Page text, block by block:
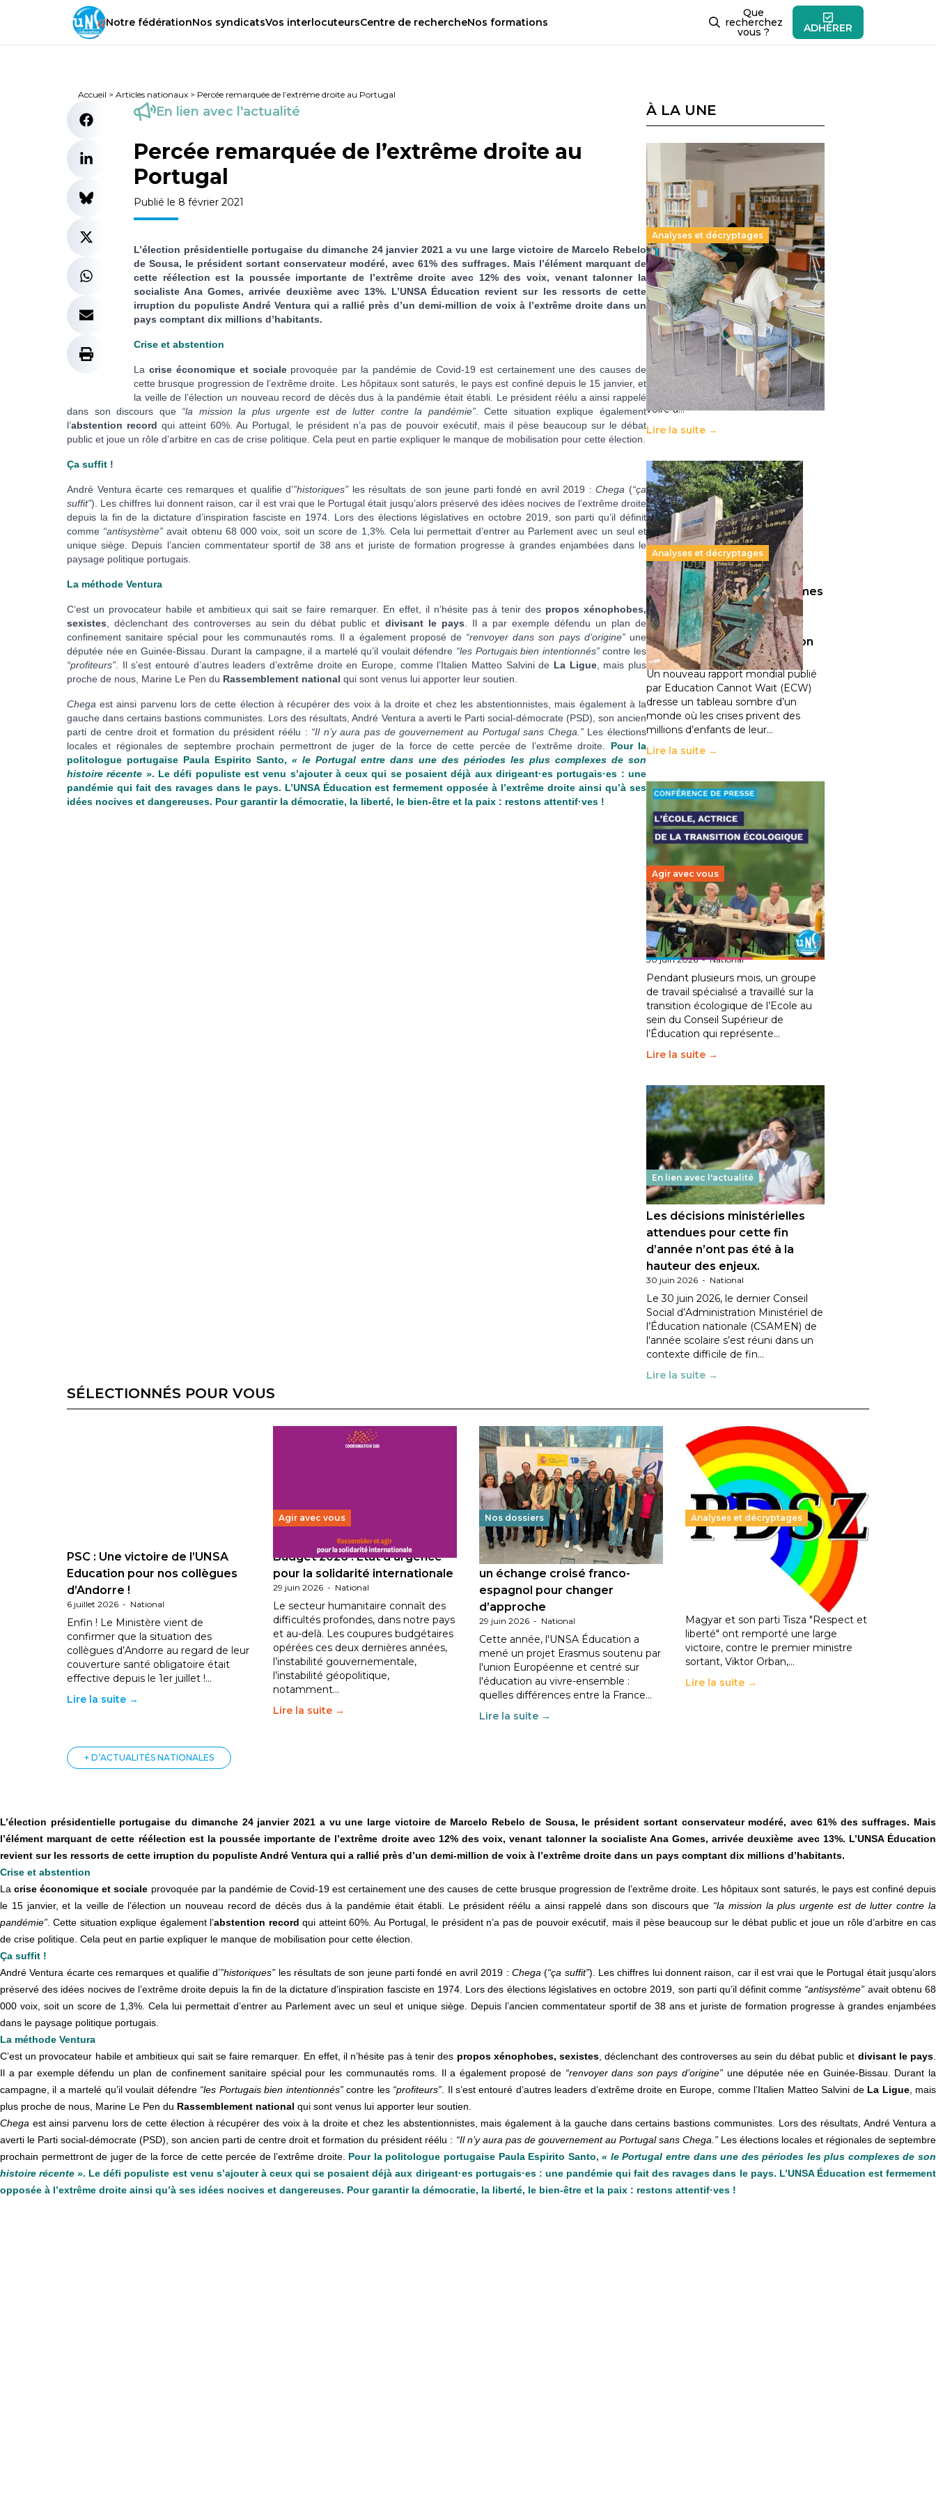
Notre fédérationNos syndicatsVos interlocuteursCentre de rechercheNos formations
Que
recherchez
vous ? ADHÉRER
Accueil > Articles nationaux > Percée remarquée de l’extrême droite au Portugal
En lien avec l'actualité
Percée remarquée de l’extrême droite au
Portugal
Publié le 8 février 2021
L’élection présidentielle portugaise du dimanche 24 janvier 2021 a vu une large victoire de Marcelo Rebelo
de Sousa, le président sortant conservateur modéré, avec 61% des suffrages. Mais l’élément marquant de
cette réélection est la poussée importante de l’extrême droite avec 12% des voix, venant talonner la
socialiste Ana Gomes, arrivée deuxième avec 13%. L’UNSA Éducation revient sur les ressorts de cette
irruption du populiste André Ventura qui a rallié près d’un demi-million de voix à l’extrême droite dans un
pays comptant dix millions d’habitants.
Crise et abstention
La crise économique et socialeprovoquée par la pandémie de Covid-19 est certainement une des causes de
cette brusque progression de l’extrême droite. Les hôpitaux sont saturés, le pays est confiné depuis le 15 janvier, et
la veille de l’élection un nouveau record de décès dus à la pandémie était établi. Le président réélu a ainsi rappelé
dans son discours que “la mission la plus urgente est de lutter contre la pandémie”. Cette situation explique également
l’abstention record qui atteint 60%. Au Portugal, le président n’a pas de pouvoir exécutif, mais il pèse beaucoup sur le débat
public et joue un rôle d’arbitre en cas de crise politique. Cela peut en partie expliquer le manque de mobilisation pour cette élection.
Ça suffit !
André Ventura écarte ces remarques et qualifie d’”historiques” les résultats de son jeune parti fondé en avril 2019 :Chega (“ça
suffit”). Les chiffres lui donnent raison, car il est vrai que le Portugal était jusqu’alors préservé des idées nocives de l’extrême droite
depuis la fin de la dictature d’inspiration fasciste en 1974. Lors des élections législatives en octobre 2019, son parti qu’il définit
comme “antisystème” avait obtenu 68 000 voix, soit un score de 1,3%. Cela lui permettait d’entrer au Parlement avec un seul et
unique siège. Depuis l’ancien commentateur sportif de 38 ans et juriste de formation progresse à grandes enjambées dans le
paysage politique portugais.
La méthode Ventura
C’est un provocateur habile et ambitieux qui sait se faire remarquer. En effet, il n’hésite pas à tenir des propos xénophobes,
sexistes , déclenchant des controverses au sein du débat public et divisant le pays . Il a par exemple défendu un plan de
confinement sanitaire spécial pour les communautés roms. Il a également proposé de “renvoyer dans son pays d’origine”une
députée née en Guinée-Bissau. Durant la campagne, il a martelé qu’il voulait défendre “les Portugais bien intentionnés”contre les
“profiteurs” . Il s’est entouré d’autres leaders d’extrême droite en Europe, comme l’Italien Matteo Salvini de La Ligue, mais plus
proche de nous, Marine Le Pen du Rassemblement national qui sont venus lui apporter leur soutien.
Chega est ainsi parvenu lors de cette élection à récupérer des voix à la droite et chez les abstentionnistes, mais également à la
gauche dans certains bastions communistes. Lors des résultats, André Ventura a averti le Parti social-démocrate (PSD), son ancien
parti de centre droit et formation du président réélu : “Il n’y aura pas de gouvernement au Portugal sans Chega.”Les élections
locales et régionales de septembre prochain permettront de juger de la force de cette percée de l’extrême droite.
Pour la
politologue portugaise Paula Espirito Santo, « le Portugal entre dans une des périodes les plus complexes de son
histoire récente ». Le défi populiste est venu s’ajouter à ceux qui se posaient déjà aux dirigeant·es portugais·es : une
pandémie qui fait des ravages dans le pays. L’UNSA Éducation est fermement opposée à l’extrême droite ainsi qu’à ses
idées nocives et dangereuses. Pour garantir la démocratie, la liberté, le bien-être et la paix : restons attentif·ves !
À LA UNE
Analyses et décryptages
Supérieur privé : une dérive
qui met à mal la promesse
républicaine
11 juillet 2026- National
Le projet de loi sur la régulation de
l’enseignement supérieur privé met
en lumière l’amplification d’un
système qui relègue l’acte
pédagogique au superfétatoire,
voire à…
Lire la suite →
Analyses et décryptages
258 millions d’enfants victimes
de la guerre, des chocs
climatiques et des
déplacements de population
11 juillet 2026 -National
Un nouveau rapport mondial publié
par Education Cannot Wait (ECW)
dresse un tableau sombre d’un
monde où les crises privent des
millions d’enfants de leur…
Lire la suite →
Agir avec vous
Transition écologique de
l’éducation : l’UNSA Éducation
fait bouger les lignes
30 juin 2026-National
Pendant plusieurs mois, un groupe
de travail spécialisé a travaillé sur la
transition écologique de l’Ecole au
sein du Conseil Supérieur de
l’Éducation qui représente…
Lire la suite →
En lien avec l'actualité
Les décisions ministérielles
attendues pour cette fin
d’année n’ont pas été à la
hauteur des enjeux.
30 juin 2026 - National
Le 30 juin 2026, le dernier Conseil
Social d’Administration Ministériel de
l’Éducation nationale (CSAMEN) de
l'année scolaire s’est réuni dans un
contexte difficile de fin…
Lire la suite →
SÉLECTIONNÉS POUR VOUS
PSC : Une victoire de l’UNSA
Education pour nos collègues
d’Andorre !
6 juillet 2026 - National
Enfin ! Le Ministère vient de
confirmer que la situation des
collègues d’Andorre au regard de leur
couverture santé obligatoire était
effective depuis le 1er juillet !…
Lire la suite →
Agir avec vous
Budget 2026 : État d’urgence
pour la solidarité internationale
29 juin 2026 - National
Le secteur humanitaire connaît des
difficultés profondes, dans notre pays
et au-delà. Les coupures budgétaires
opérées ces deux dernières années,
l’instabilité gouvernementale,
l’instabilité géopolitique,
notamment…
Lire la suite →
Nos dossiers
Éducation au vivre-ensemble :
un échange croisé franco-
espagnol pour changer
d’approche
29 juin 2026 - National
Cette année, l'UNSA Éducation a
mené un projet Erasmus soutenu par
l'union Européenne et centré sur
l'éducation au vivre-ensemble :
quelles différences entre la France…
Lire la suite →
Analyses et décryptages
Hongrie : du changement pour
les politiques éducatives, aussi !
En Hongrie, le conservateur Peter
Magyar et son parti Tisza "Respect et
liberté" ont remporté une large
victoire, contre le premier ministre
sortant, Viktor Orban,…
Lire la suite →
+ D’ACTUALITÉS NATIONALES
L’élection présidentielle portugaise du dimanche 24 janvier 2021 a vu une large victoire de Marcelo Rebelo de Sousa, le président sortant conservateur modéré, avec 61% des suffrages. Mais
l’élément marquant de cette réélection est la poussée importante de l’extrême droite avec 12% des voix, venant talonner la socialiste Ana Gomes, arrivée deuxième avec 13%. L’UNSA Éducation
revient sur les ressorts de cette irruption du populiste André Ventura qui a rallié près d’un demi-million de voix à l’extrême droite dans un pays comptant dix millions d’habitants.
Crise et abstention
Lacrise économique et sociale provoquée par la pandémie de Covid-19 est certainement une des causes de cette brusque progression de l’extrême droite. Les hôpitaux sont saturés, le pays est confiné depuis
le 15 janvier, et la veille de l’élection un nouveau record de décès dus à la pandémie était établi. Le président réélu a ainsi rappelé dans son discours que “la mission la plus urgente est de lutter contre la
pandémie” . Cette situation explique également l’abstention record qui atteint 60%. Au Portugal, le président n’a pas de pouvoir exécutif, mais il pèse beaucoup sur le débat public et joue un rôle d’arbitre en cas
de crise politique. Cela peut en partie expliquer le manque de mobilisation pour cette élection.
Ça suffit !
André Ventura écarte ces remarques et qualifie d’”historiques” les résultats de son jeune parti fondé en avril 2019 : Chega (“ça suffit”). Les chiffres lui donnent raison, car il est vrai que le Portugal était jusqu’alors
préservé des idées nocives de l’extrême droite depuis la fin de la dictature d’inspiration fasciste en 1974. Lors des élections législatives en octobre 2019, son parti qu’il définit comme “antisystème” avait obtenu 68
000 voix, soit un score de 1,3%. Cela lui permettait d’entrer au Parlement avec un seul et unique siège. Depuis l’ancien commentateur sportif de 38 ans et juriste de formation progresse à grandes enjambées
dans le paysage politique portugais.
La méthode Ventura
C’est un provocateur habile et ambitieux qui sait se faire remarquer. En effet, il n’hésite pas à tenir des propos xénophobes, sexistes , déclenchant des controverses au sein du débat public et divisant le pays
Il a par exemple défendu un plan de confinement sanitaire spécial pour les communautés roms. Il a également proposé de “renvoyer dans son pays d’origine”une députée née en Guinée-Bissau. Durant la
campagne, il a martelé qu’il voulait défendre “les Portugais bien intentionnés”contre les “profiteurs” . Il s’est entouré d’autres leaders d’extrême droite en Europe, comme l’Italien Matteo Salvini de La Ligue, mais
plus proche de nous, Marine Le Pen du Rassemblement national qui sont venus lui apporter leur soutien.
Chega est ainsi parvenu lors de cette élection à récupérer des voix à la droite et chez les abstentionnistes, mais également à la gauche dans certains bastions communistes. Lors des résultats, André Ventura a
averti le Parti social-démocrate (PSD), son ancien parti de centre droit et formation du président réélu : “Il n’y aura pas de gouvernement au Portugal sans Chega.”Les élections locales et régionales de septembre
prochain permettront de juger de la force de cette percée de l’extrême droite. Pour la politologue portugaise Paula Espirito Santo,« le Portugal entre dans une des périodes les plus complexes de son
histoire récente ». Le défi populiste est venu s’ajouter à ceux qui se posaient déjà aux dirigeant·es portugais·es : une pandémie qui fait des ravages dans le pays. L’UNSA Éducation est fermement
opposée à l’extrême droite ainsi qu’à ses idées nocives et dangereuses. Pour garantir la démocratie, la liberté, le bien-être et la paix : restons attentif·ves !